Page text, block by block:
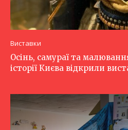
Виставки
Осінь, самураї та
історії Києва відкрили